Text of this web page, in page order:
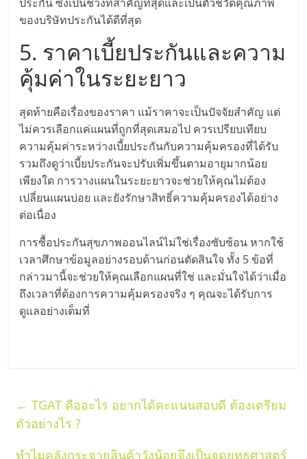
ไว,
ที่
ปรึกษา
การ
ลงทุน
และ
ขยาย
สา
ขา
รน
ไชส์,
ของบริษัทประกันได้ดีที่สุด
5. ราคาเบี้ยประกันและความ
คุ้มค่าในระยะยาว
สุดท้ายคือเรื่องของราคา แม้ราคาจะเป็นปัจจัยสำคัญ แต่
ไม่ควรเลือกแค่แผนที่ถูกที่สุดเสมอไป ควรเปรียบเทียบ
ความคุ้มค่าระหว่างเบี้ยประกันกับความคุ้มครองที่ได้รับ
รวมถึงดูว่าเบี้ยประกันจะปรับเพิ่มขึ้นตามอายุมากน้อย
เพียงใด การวางแผนในระยะยาวจะช่วยให้คุณไม่ต้อง
เปลี่ยนแผนบ่อย และยังรักษาสิทธิ์ความคุ้มครองได้อย่าง
ต่อเนื่อง
การซื้อประกันสุขภาพออนไลน์ไม่ใช่เรื่องซับซ้อน หากใช้
เวลาศึกษาข้อมูลอย่างรอบด้านก่อนตัดสินใจ ทั้ง 5 ข้อที่
กล่าวมานี้จะช่วยให้คุณเลือกแผนที่ใช่ และมั่นใจได้ว่าเมื่อ
ถึงเวลาที่ต้องการความคุ้มครองจริง ๆ คุณจะได้รับการ
ดูแลอย่างเต็มที่
← TGAT คืออะไร อยากได้คะแนนสอบดี ต้องเตรียม
ตัวอย่างไร ?
ทำไมคลังกระจายสินค้าวังน้อยจึงเป็นจุดยุทธศาสตร์